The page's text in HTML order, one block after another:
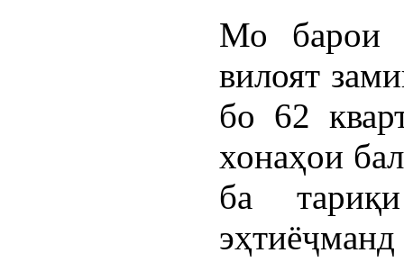
Мо барои
вилоят
бо 62
хонаҳои
ба